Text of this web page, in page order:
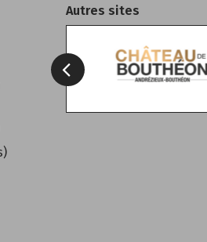
Autres sites